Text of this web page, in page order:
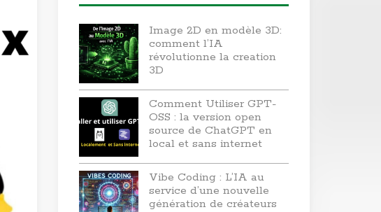
Image 2D en modèle 3D:
comment l’IA
révolutionne la creation
3D
Comment Utiliser GPT-
OSS : la version open
source de ChatGPT en
local et sans internet
Vibe Coding : L’IA au
service d’une nouvelle
génération de créateurs